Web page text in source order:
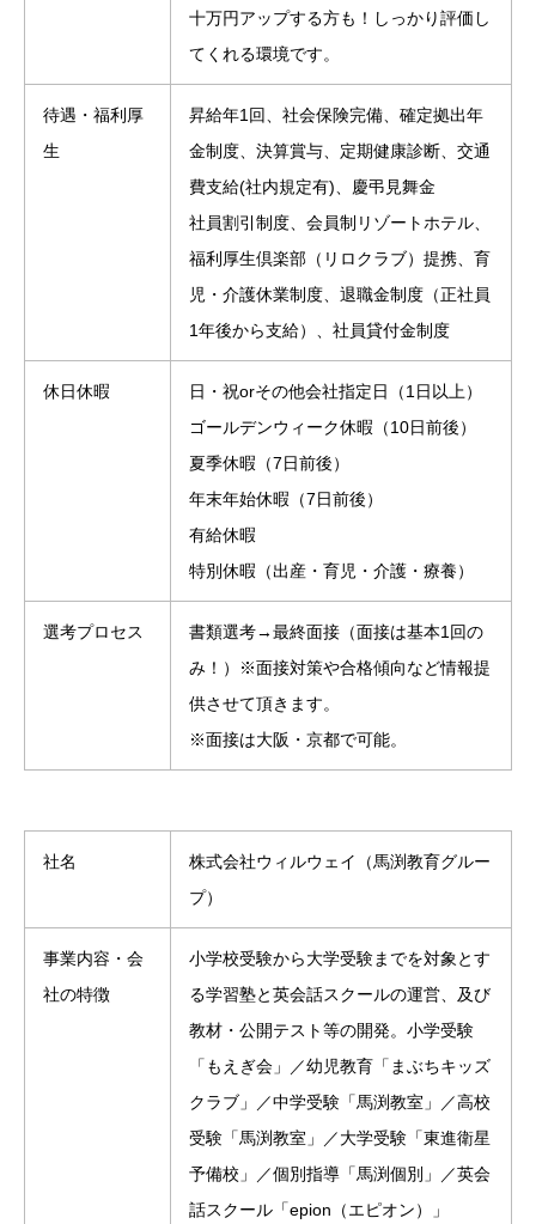
十万円アップする方も！しっかり評価し
てくれる環境です。
待遇・福利厚
生
昇給年1回、社会保険完備、確定拠出年
金制度、決算賞与、定期健康診断、交通
費支給(社内規定有)、慶弔見舞金
社員割引制度、会員制リゾートホテル、
福利厚生倶楽部（リロクラブ）提携、育
児・介護休業制度、退職金制度（正社員
1年後から支給）、社員貸付金制度
休日休暇
日・祝orその他会社指定日（1日以上）
ゴールデンウィーク休暇（10日前後）
夏季休暇（7日前後）
年末年始休暇（7日前後）
有給休暇
特別休暇（出産・育児・介護・療養）
選考プロセス
書類選考→最終面接（面接は基本1回の
み！）※面接対策や合格傾向など情報提
供させて頂きます。
※面接は大阪・京都で可能。
社名
株式会社ウィルウェイ（馬渕教育グルー
プ）
事業内容・会
社の特徴
小学校受験から大学受験までを対象とす
る学習塾と英会話スクールの運営、及び
教材・公開テスト等の開発。小学受験
「もえぎ会」／幼児教育「まぶちキッズ
クラブ」／中学受験「馬渕教室」／高校
受験「馬渕教室」／大学受験「東進衛星
予備校」／個別指導「馬渕個別」／英会
話スクール「epion（エピオン）」